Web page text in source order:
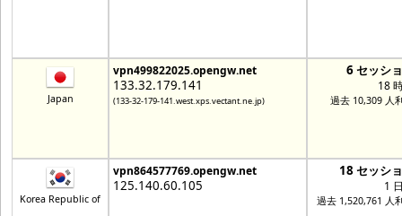
Japan
vpn499822025.opengw.net
133.32.179.141
(133-32-179-141.west.xps.vectant.ne.jp)
6 セッシ
18
過去 10,309 人
Korea Republic of
vpn864577769.opengw.net
125.140.60.105
18 セッシ
1
過去 1,520,761 人